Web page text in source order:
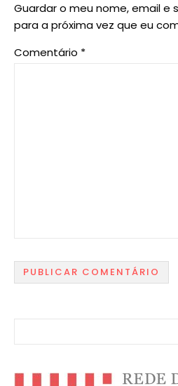
Guardar o meu nome, email e
para a próxima vez que eu
Comentário *